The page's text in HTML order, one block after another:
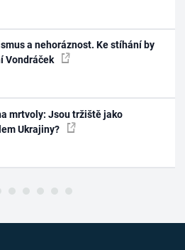
a nehoráznost. Ke stíhání by
Vondráček
mrtvoly: Jsou tržiště jako
Ukrajiny?